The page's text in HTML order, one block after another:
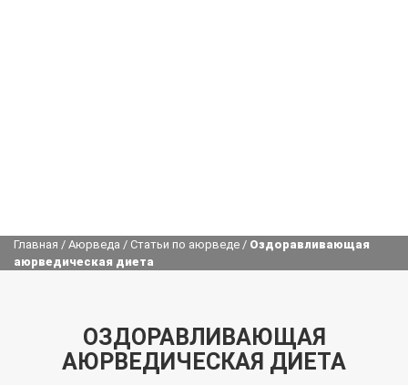
Главная / Аюрведа / Статьи по аюрведе / Оздоравливающая
аюрведическая диета
ОЗДОРАВЛИВАЮЩАЯ
АЮРВЕДИЧЕСКАЯ ДИЕТА